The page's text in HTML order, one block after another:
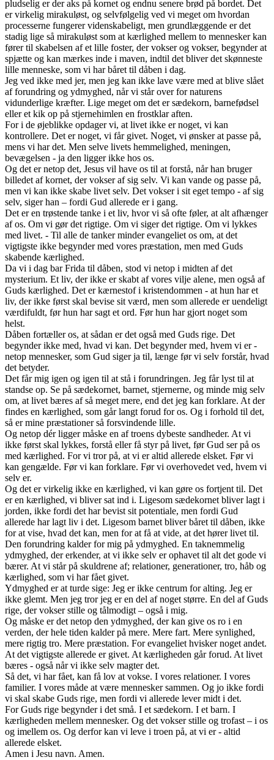
pludselig er der aks på kornet og endnu senere brød på bordet. Det
er virkelig mirakuløst, og selvfølgelig ved vi meget om hvordan
processerne fungerer videnskabeligt, men grundlæggende er det
stadig lige så mirakuløst som at kærlighed mellem to mennesker kan
fører til skabelsen af et lille foster, der vokser og vokser, begynder at
spjætte og kan mærkes inde i maven, indtil det bliver det skønneste
lille menneske, som vi har båret til dåben i dag.
Jeg ved ikke med jer, men jeg kan ikke lave være med at blive slået
af forundring og ydmyghed, når vi står over for naturens
vidunderlige kræfter. Lige meget om det er sædekorn, barnefødsel
eller et kik op på stjernehimlen en frostklar aften.
For i de øjeblikke opdager vi, at livet ikke er noget, vi kan
kontrollere. Det er noget, vi får givet. Noget, vi ønsker at passe på,
mens vi har det. Men selve livets hemmelighed, meningen,
bevægelsen - ja den ligger ikke hos os.
Og det er netop det, Jesus vil have os til at forstå, når han bruger
billedet af kornet, der vokser af sig selv. Vi kan vande og passe på,
men vi kan ikke skabe livet selv. Det vokser i sit eget tempo - af sig
selv, siger han – fordi Gud allerede er i gang.
Det er en trøstende tanke i et liv, hvor vi så ofte føler, at alt afhænger
af os. Om vi gør det rigtige. Om vi siger det rigtige. Om vi lykkes
med livet. - Til alle de tanker minder evangeliet os om, at det
vigtigste ikke begynder med vores præstation, men med Guds
skabende kærlighed.
Da vi i dag bar Frida til dåben, stod vi netop i midten af det
mysterium. Et liv, der ikke er skabt af vores vilje alene, men også af
Guds kærlighed. Det er kærnestof i kristendommen - at hun har et
liv, der ikke først skal bevise sit værd, men som allerede er uendeligt
værdifuldt, før hun har sagt et ord. Før hun har gjort noget som
helst.
Dåben fortæller os, at sådan er det også med Guds rige. Det
begynder ikke med, hvad vi kan. Det begynder med, hvem vi er -
netop mennesker, som Gud siger ja til, længe før vi selv forstår, hvad
det betyder.
Det får mig igen og igen til at stå i forundringen. Jeg får lyst til at
standse op. Se på sædekornet, barnet, stjernerne, og minde mig selv
om, at livet bæres af så meget mere, end det jeg kan forklare. At der
findes en kærlighed, som går langt forud for os. Og i forhold til det,
så er mine præstationer så forsvindende lille.
Og netop dér ligger måske en af troens dybeste sandheder. At vi
ikke først skal lykkes, forstå eller få styr på livet, før Gud ser på os
med kærlighed. For vi tror på, at vi er altid allerede elsket. Før vi
kan gengælde. Før vi kan forklare. Før vi overhovedet ved, hvem vi
selv er.
Og det er virkelig ikke en kærlighed, vi kan gøre os fortjent til. Det
er en kærlighed, vi bliver sat ind i. Ligesom sædekornet bliver lagt i
jorden, ikke fordi det har bevist sit potentiale, men fordi Gud
allerede har lagt liv i det. Ligesom barnet bliver båret til dåben, ikke
for at vise, hvad det kan, men for at få at vide, at det hører livet til.
Den forundring kalder for mig på ydmyghed. En taknemmelig
ydmyghed, der erkender, at vi ikke selv er ophavet til alt det gode vi
bærer. At vi står på skuldrene af; relationer, generationer, tro, håb og
kærlighed, som vi har fået givet.
Ydmyghed er at turde sige: Jeg er ikke centrum for alting. Jeg er
ikke glemt. Men jeg tror jeg er en del af noget større. En del af Guds
rige, der vokser stille og tålmodigt – også i mig.
Og måske er det netop den ydmyghed, der kan give os ro i en
verden, der hele tiden kalder på mere. Mere fart. Mere synlighed,
mere rigtig tro. Mere præstation. For evangeliet hvisker noget andet.
At det vigtigste allerede er givet. At kærligheden går forud. At livet
bæres - også når vi ikke selv magter det.
Så det, vi har fået, kan få lov at vokse. I vores relationer. I vores
familier. I vores måde at være mennesker sammen. Og jo ikke fordi
vi skal skabe Guds rige, men fordi vi allerede lever midt i det.
For Guds rige begynder i det små. I et sædekorn. I et barn. I
kærligheden mellem mennesker. Og det vokser stille og trofast – i os
og imellem os. Og derfor kan vi leve i troen på, at vi er - altid
allerede elsket.
Amen i Jesu navn. Amen.